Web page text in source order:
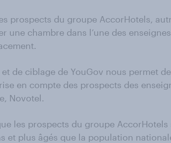
prospects du groupe AccorHotels,
une chambre dans l’une des
de ciblage de YouGov nous permet
en compte des prospects des
Novotel.
les prospects du groupe AccorHotels
et plus âgés que la population